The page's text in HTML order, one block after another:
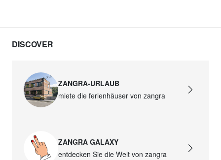
DISCOVER
ZANGRA-URLAUB
miete die ferienhäuser von zangra
ZANGRA GALAXY
entdecken Sie die Welt von zangra